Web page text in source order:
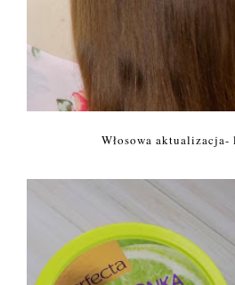
Włosowa